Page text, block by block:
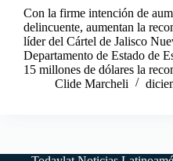
Con la firme intención de
delincuente, aumentan la
líder del Cártel de Jalisco
Departamento de Estado de
15 millones de dólares la
Clide Marcheli